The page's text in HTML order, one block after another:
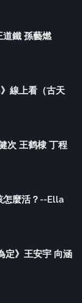
道鐵 孫藝燃
線上看（古天
次 王鹤棣 丁程
怎麼活？--Ella
定》王安宇 向涵